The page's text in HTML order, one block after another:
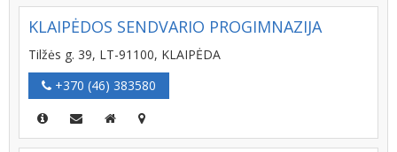
KLAIPĖDOS SENDVARIO PROGIMNAZIJA
Tilžės g. 39, LT-91100, KLAIPĖDA
+370 (46) 383580